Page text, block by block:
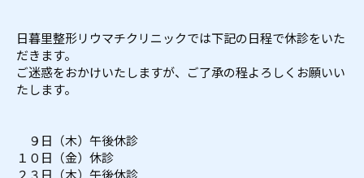
日暮里整形リウマチクリニックでは下記の日程で休診をいた
だきます。
ご迷惑をおかけいたしますが、ご了承の程よろしくお願いい
たします。
９日（木）午後休診
１０日（金）休診
２３日（木）午後休診